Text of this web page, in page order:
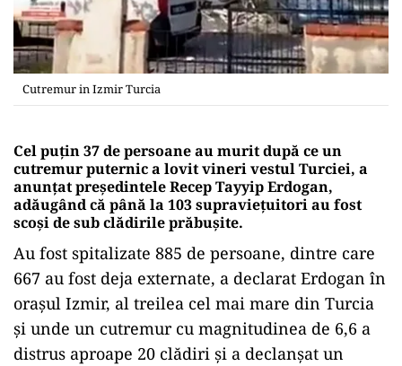
Cutremur in Izmir Turcia
Cel puţin 37 de persoane au murit după ce un
cutremur puternic a lovit vineri vestul Turciei, a
anunţat preşedintele Recep Tayyip Erdogan,
adăugând că până la 103 supravieţuitori au fost
scoşi de sub clădirile prăbuşite.
Au fost spitalizate 885 de persoane, dintre care
667 au fost deja externate, a declarat Erdogan în
oraşul Izmir, al treilea cel mai mare din Turcia
şi unde un cutremur cu magnitudinea de 6,6 a
distrus aproape 20 clădiri şi a declanşat un